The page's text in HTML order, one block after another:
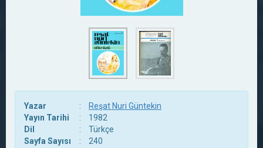
Yazar :
Reşat Nuri Güntekin
Yayın Tarihi
:
1982
Dil
:
Türkçe
Sayfa Sayısı
:
240